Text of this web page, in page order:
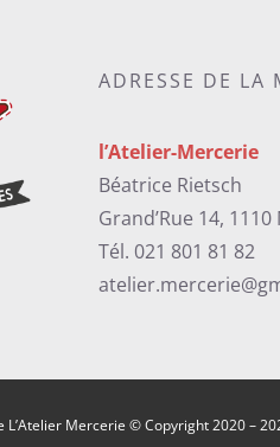
ADRESSE DE LA
l’Atelier-Mercerie
Béatrice Rietsch
Grand’Rue 14,
Tél. 021 801 81 82
L’Atelier Mercerie © Copyright 2020 –